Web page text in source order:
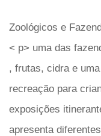
Zoológicos e
< p> uma das
, frutas, cidra e
recreação para
exposições
apresenta